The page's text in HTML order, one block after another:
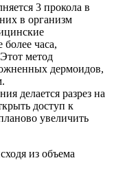
3 прокола в
в организм
часа,
метод
дермоидов,
делается разрез на
доступ к
увеличить
из объема